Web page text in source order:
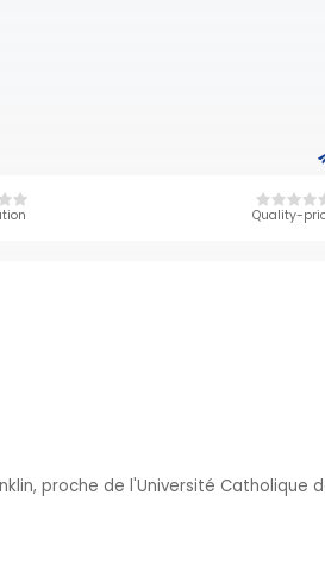
Quality-
proche de l'Université Catholique